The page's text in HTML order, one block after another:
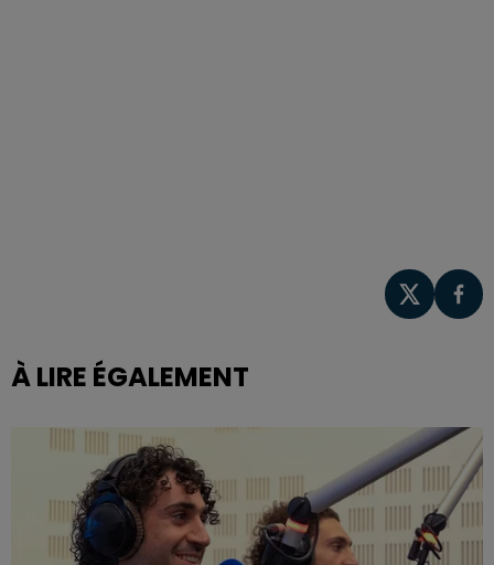
À LIRE ÉGALEMENT